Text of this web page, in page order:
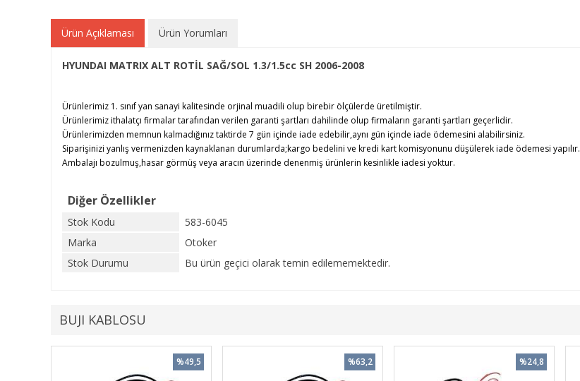
Ürün Açıklaması Ürün Yorumları
HYUNDAI MATRIX ALT ROTİL SAĞ/SOL 1.3/1.5cc SH 2006-2008
Ürünlerimiz 1. sınıf yan sanayi kalitesinde orjinal muadili olup birebir ölçülerde üretilmiştir.
Ürünlerimiz ithalatçı firmalar tarafından verilen garanti şartları dahilinde olup firmaların garanti şartları geçerlidir.
Ürünlerimizden memnun kalmadığınız taktirde 7 gün içinde iade edebilir,aynı gün içinde iade ödemesini alabilirsiniz.
Siparişinizi yanlış vermenizden kaynaklanan durumlarda;kargo bedelini ve kredi kart komisyonunu düşülerek iade ödemesi yapılır.
Ambalajı bozulmuş,hasar görmüş veya aracın üzerinde denenmiş ürünlerin kesinlikle iadesi yoktur.
Diğer Özellikler
Stok Kodu
583-6045
Marka
Otoker
Stok Durumu
Bu ürün geçici olarak temin edilememektedir.
BUJI KABLOSU
%49,5 %63,2 %24,8